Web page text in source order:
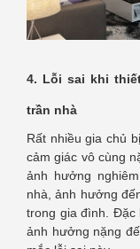
4. Lỗi sai khi
trần nhà
Rất nhiều gia chủ
cảm giác vô cùng
ảnh hưởng
nhà, ảnh hưởng
trong gia đình. Đặc
ảnh hưởng nặng